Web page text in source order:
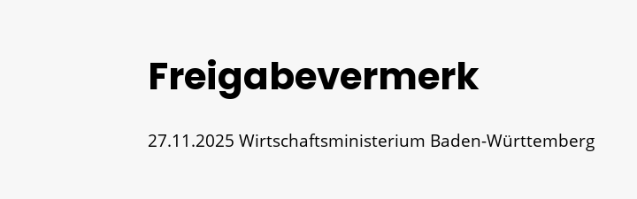
Freigabevermerk
27.11.2025 Wirtschaftsministerium Baden-Württemberg